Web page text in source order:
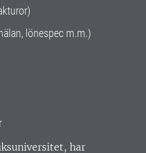
lönespec m.m.)
har